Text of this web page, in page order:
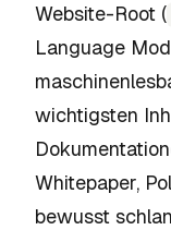
Website-Root (
Language
wichtigsten
Whitepaper,
bewusst